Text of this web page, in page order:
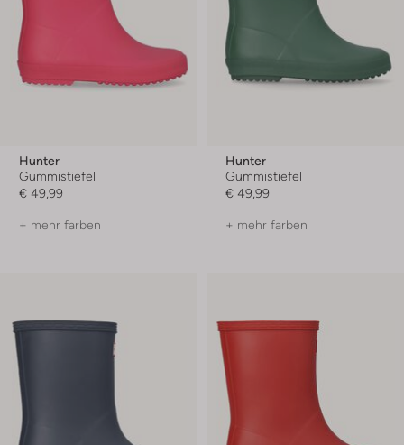
Hunter
Gummistiefel
€ 49,99
+ mehr farben
Hunter
Gummistiefel
€ 49,99
+ mehr farben